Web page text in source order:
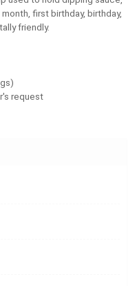
first birthday, birthday,
friendly.
request